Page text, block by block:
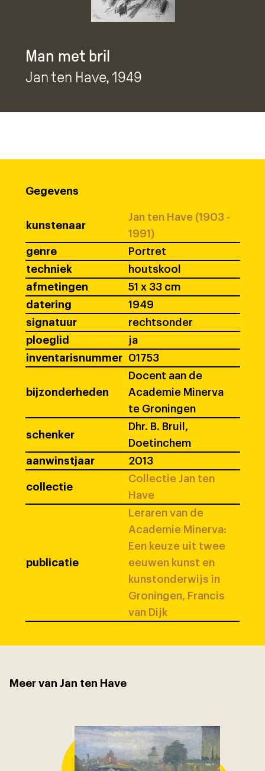
Man met bril
Jan ten Have, 1949
Gegevens
kunstenaar
Jan ten Have (1903 -
1991)
genre
Portret
techniek
houtskool
afmetingen
51 x 33 cm
datering
1949
signatuur
rechtsonder
ploeglid
ja
inventarisnummer
01753
bijzonderheden
Docent aan de
Academie Minerva
te Groningen
schenker
Dhr. B. Bruil,
Doetinchem
aanwinstjaar
2013
collectie
Collectie Jan ten
Have
publicatie
Leraren van de
Academie Minerva:
Een keuze uit twee
eeuwen kunst en
kunstonderwijs in
Groningen, Francis
van Dijk
Meer van Jan ten Have